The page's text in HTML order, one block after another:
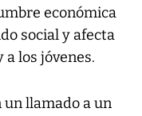
económica
social y afecta
los jóvenes.
un llamado a un